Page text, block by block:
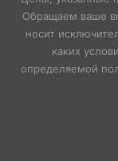
Обращаем ваше
носит
каких
определяемой